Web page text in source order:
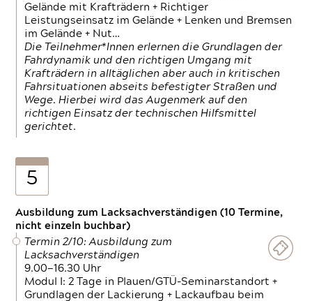
Gelände mit Krafträdern + Richtiger
Leistungseinsatz im Gelände + Lenken und Bremsen
im Gelände + Nut…
Die Teilnehmer*Innen erlernen die Grundlagen der
Fahrdynamik und den richtigen Umgang mit
Krafträdern in alltäglichen aber auch in kritischen
Fahrsituationen abseits befestigter Straßen und
Wege. Hierbei wird das Augenmerk auf den
richtigen Einsatz der technischen Hilfsmittel
gerichtet.
5
Ausbildung zum Lacksachverständigen (10 Termine,
nicht einzeln buchbar)
Termin 2/10: Ausbildung zum
Lacksachverständigen
9.00—16.30 Uhr
Modul I: 2 Tage in Plauen/GTÜ-Seminarstandort +
Grundlagen der Lackierung + Lackaufbau beim